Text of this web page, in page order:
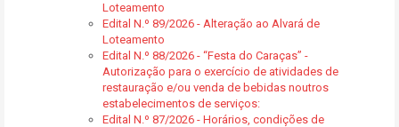
Loteamento
Edital N.º 89/2026 - Alteração ao Alvará de
Loteamento
Edital N.º 88/2026 - “Festa do Caraças” -
Autorização para o exercício de atividades de
restauração e/ou venda de bebidas noutros
estabelecimentos de serviços:
Edital N.º 87/2026 - Horários, condições de